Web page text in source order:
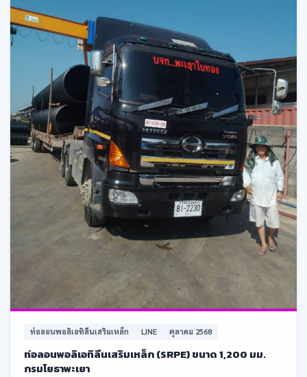
ท่อลอนพอลิเอทิลีนเสริมเหล็ก LINE ตุลาคม 2568
ท่อลอนพอลิเอทิลีนเสริมเหล็ก (SRPE) ขนาด 1,200 มม.
กรมโยธาพะเยา